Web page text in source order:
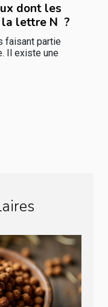
dont les
la lettre N ?
faisant partie
Il existe une